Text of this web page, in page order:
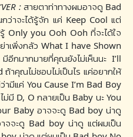
: สายตาท่าทางผมอาจดู Bad
ว่าจะได้รู้จัก แค่ Keep Cool แต่
Only you Ooh Ooh ที่จะได้ใจ
เพิ่งกลัว What I have Shown
มากมายที่คุณยังไม่เห็นนะ I’ll
าคุณไม่ชอบไม่เป็นไร แค่อยากให้
มีแค่ You Cause I’m Bad Boy
ม่มี D, O กลายเป็น Baby นะ You
Baby อาจจะดู Bad boy น่าดู
จจะดู Bad boy น่าดู แต่ผมเป็น